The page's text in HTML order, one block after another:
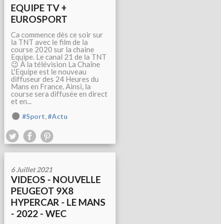
EQUIPE TV +
EUROSPORT
Ca commence dès ce soir sur
la TNT avec le film de la
course 2020 sur la chaine
Equipe. Le canal 21 de la TNT
😉 À la télévision La Chaîne
L'Equipe est le nouveau
diffuseur des 24 Heures du
Mans en France. Ainsi, la
course sera diffusée en direct
et en...
#Sport,#Actu
6 Juillet 2021
VIDEOS - NOUVELLE
PEUGEOT 9X8
HYPERCAR - LE MANS
- 2022 - WEC